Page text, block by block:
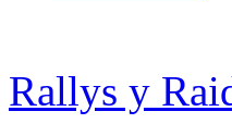
Rallys y